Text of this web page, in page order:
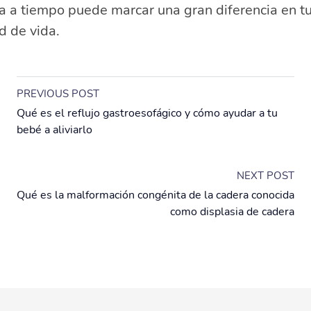
a tiempo puede marcar una gran diferencia en
de vida.
PREVIOUS POST
Qué es el reflujo gastroesofágico y cómo ayudar a tu
bebé a aliviarlo
NEXT POST
Qué es la malformación congénita de la cadera conocida
como displasia de cadera